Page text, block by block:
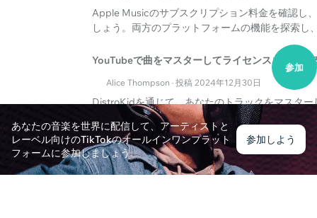
Apple Musicのサブスクリプション料金を確認し
しょう。両方のプラットフォームの機能を探索
YouTubeで曲をマスターしてライセンスを取得す
Alice Thompson · 投稿 2024年12月30日
DistroKidを通じて、あなたのトラックをマスタ
学びましょう。
あなたの音楽を世界に配信して、アーティストと
レーベル向けのTikTokのオールインワンプラット
フォームに参加しましょう
参加しよう
参加